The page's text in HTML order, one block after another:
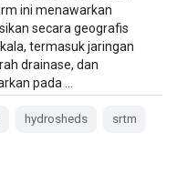
ini menawarkan
secara geografis
termasuk jaringan
drainase, dan
pada …
hydrosheds srtm